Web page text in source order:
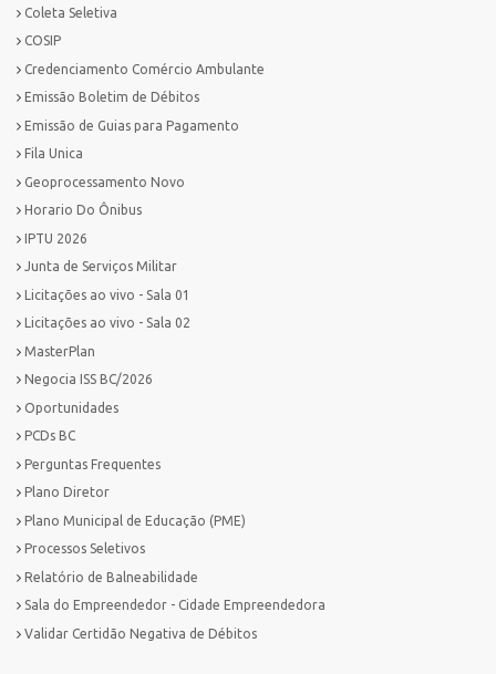
Coleta Seletiva
COSIP
Credenciamento Comércio Ambulante
Emissão Boletim de Débitos
Emissão de Guias para Pagamento
Fila Unica
Geoprocessamento Novo
Horario Do Ônibus
IPTU 2026
Junta de Serviços Militar
Licitações ao vivo - Sala 01
Licitações ao vivo - Sala 02
MasterPlan
Negocia ISS BC/2026
Oportunidades
PCDs BC
Perguntas Frequentes
Plano Diretor
Plano Municipal de Educação (PME)
Processos Seletivos
Relatório de Balneabilidade
Sala do Empreendedor - Cidade Empreendedora
Validar Certidão Negativa de Débitos